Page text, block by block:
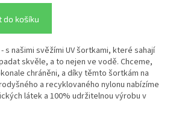
do košíku
s našimi svěžími UV šortkami, které sahají
skvěle, a to nejen ve vodě. Chceme,
chráněni, a díky těmto šortkám na
a recyklovaného nylonu nabízíme
látek a 100% udržitelnou výrobu v